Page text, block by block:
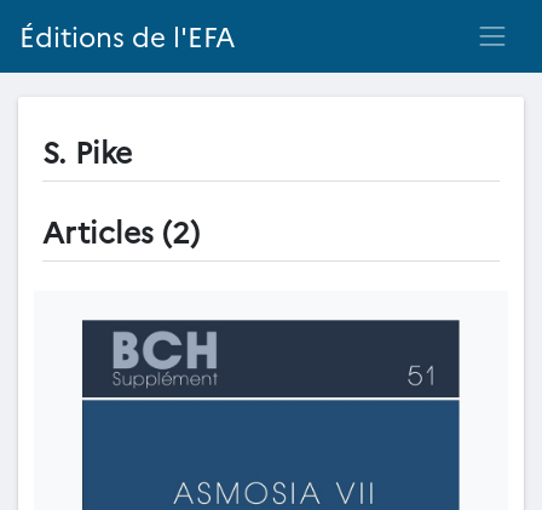
Éditions de l'EFA
S. Pike
Articles (2)